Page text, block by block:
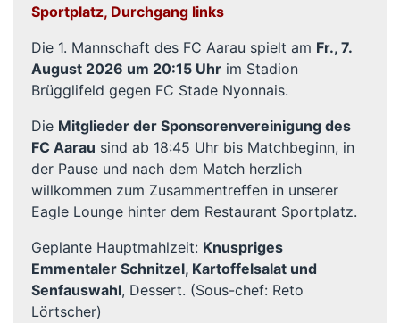
Sportplatz, Durchgang links
Die 1. Mannschaft des FC Aarau spielt am Fr., 7.
August 2026 um 20:15 Uhr im Stadion
Brügglifeld gegen FC Stade Nyonnais.
Die Mitglieder der Sponsorenvereinigung des
FC Aarau sind ab 18:45 Uhr bis Matchbeginn, in
der Pause und nach dem Match herzlich
willkommen zum Zusammentreffen in unserer
Eagle Lounge hinter dem Restaurant Sportplatz.
Geplante Hauptmahlzeit: Knuspriges
Emmentaler Schnitzel, Kartoffelsalat und
Senfauswahl, Dessert. (Sous-chef: Reto
Lörtscher)